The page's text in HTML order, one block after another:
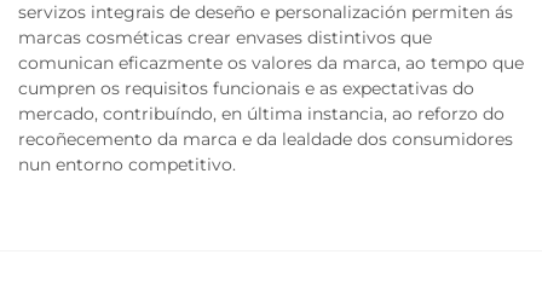
servizos integrais de deseño e personalización permiten ás
marcas cosméticas crear envases distintivos que
comunican eficazmente os valores da marca, ao tempo que
cumpren os requisitos funcionais e as expectativas do
mercado, contribuíndo, en última instancia, ao reforzo do
recoñecemento da marca e da lealdade dos consumidores
nun entorno competitivo.